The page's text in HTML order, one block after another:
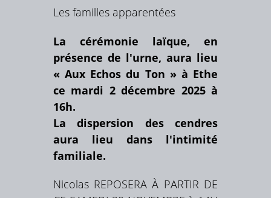
Les familles apparentées
La cérémonie laïque, en
présence de l'urne, aura lieu
« Aux Echos du Ton » à Ethe
ce mardi 2 décembre 2025 à
16h.
La dispersion des cendres
aura lieu dans l'intimité
familiale.
Nicolas REPOSERA À PARTIR DE